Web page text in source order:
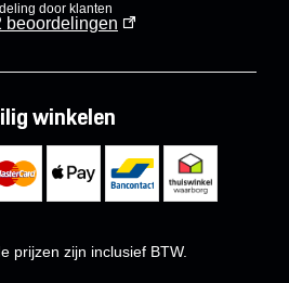
door klanten
beoordelingen
winkelen
prijzen zijn inclusief BTW.